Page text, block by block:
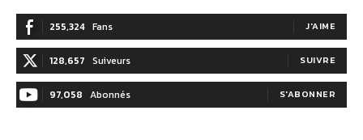
255,324 Fans J'AIME
128,657 Suiveurs SUIVRE
97,058 Abonnés S'ABONNER